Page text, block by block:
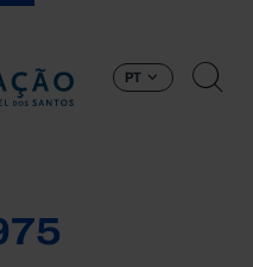
PT